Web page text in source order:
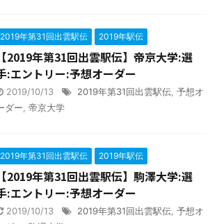
2019年第31回出雲駅伝 2019年駅伝
【2019年第31回出雲駅伝】帝京大学:選
:エントリー:予想オーダー
2019/10/13 2019年第31回出雲駅伝 予想オ
ダー 帝京大学
2019年第31回出雲駅伝 2019年駅伝
【2019年第31回出雲駅伝】駒澤大学:選
:エントリー:予想オーダー
2019/10/13 2019年第31回出雲駅伝 予想オ